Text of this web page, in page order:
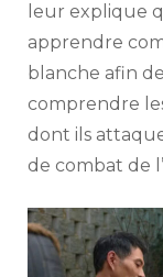
leur explique
apprendre
blanche afin de
comprendre
dont ils
de combat de